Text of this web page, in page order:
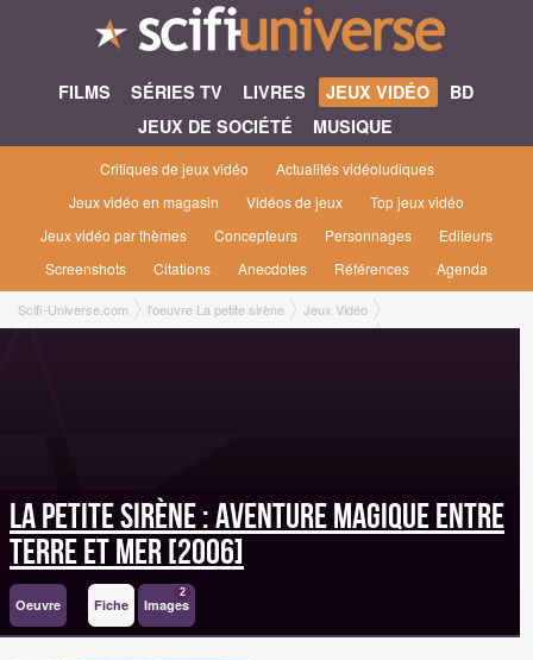
FILMS SÉRIES TV LIVRES JEUX VIDÉO
BD
JEUX DE SOCIÉTÉ
MUSIQUE
Critiques de jeux vidéo
Actualités vidéoludiques
Jeux vidéo en magasin
Vidéos de jeux
Top jeux vidéo
Jeux vidéo par thèmes
Concepteurs Personnages
Editeurs
Screenshots
Citations Anecdotes Références Agenda
Scifi-Universe.com l'oeuvre La petite sirène
Jeux Vidéo
La Petite Sirène : Aventure Magique entre Terre et Mer [2006]
La Petite Sirène : Aventure Magique entre
Terre et Mer [2006]
Oeuvre Fiche Images
2